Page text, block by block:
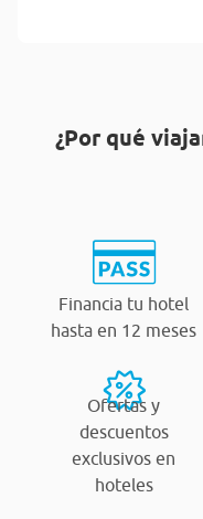
¿Por qué
Financia tu hotel
hasta en 12 meses
Ofertas y
descuentos
exclusivos en
hoteles